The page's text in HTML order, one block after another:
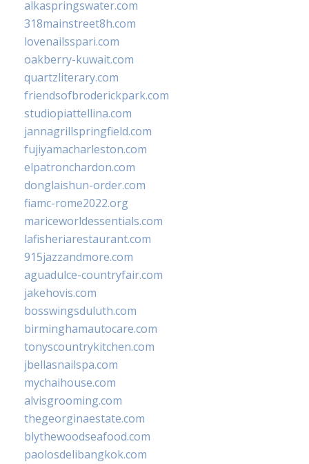
alkaspringswater.com
318mainstreet8h.com
lovenailsspari.com
oakberry-kuwait.com
quartzliterary.com
friendsofbroderickpark.com
studiopiattellina.com
jannagrillspringfield.com
fujiyamacharleston.com
elpatronchardon.com
donglaishun-order.com
fiamc-rome2022.org
mariceworldessentials.com
lafisheriarestaurant.com
915jazzandmore.com
aguadulce-countryfair.com
jakehovis.com
bosswingsduluth.com
birminghamautocare.com
tonyscountrykitchen.com
jbellasnailspa.com
mychaihouse.com
alvisgrooming.com
thegeorginaestate.com
blythewoodseafood.com
paolosdelibangkok.com